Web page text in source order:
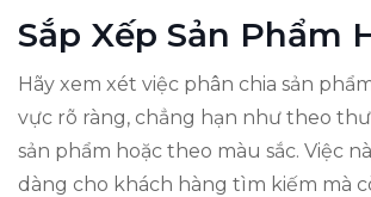
Sắp Xếp Sản Phẩm
Hãy xem xét việc phân chia sản
vực rõ ràng, chẳng hạn như theo
sản phẩm hoặc theo màu sắc. Việc
dàng cho khách hàng tìm kiếm mà